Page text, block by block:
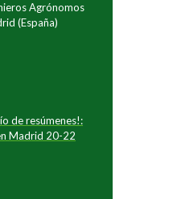
Agrónomos
(España)
de resúmenes!:
Madrid 20-22